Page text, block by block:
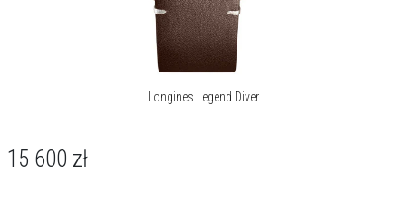
Longines Legend Diver
15 600 zł